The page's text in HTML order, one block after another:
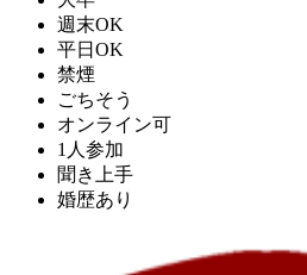
週末OK
平日OK
禁煙
ごちそう
オンライン可
1人参加
聞き上手
婚歴あり